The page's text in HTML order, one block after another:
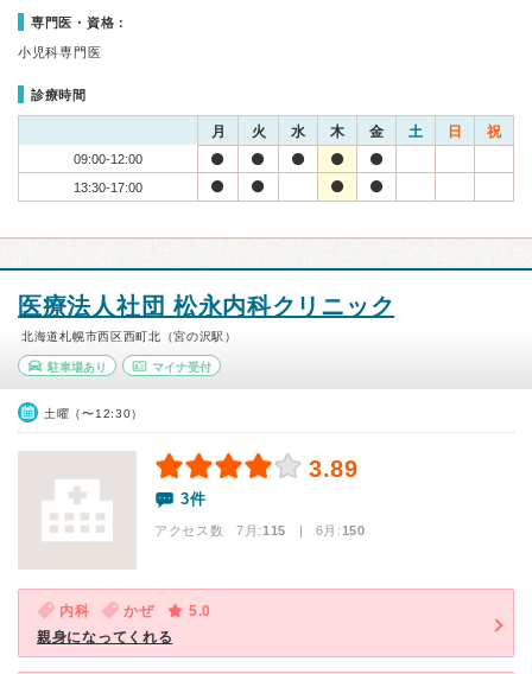
専門医・資格：
小児科専門医
診療時間
月 火 水 木 金 土 日 祝
09:00-12:00
13:30-17:00
医療法人社団 松永内科クリニック
北海道札幌市西区西町北（宮の沢駅）
駐車場あり マイナ受付
土曜（〜12:30）
3.89
3件
アクセス数 7月:115 | 6月:150
内科 かぜ
5.0
親身になってくれる